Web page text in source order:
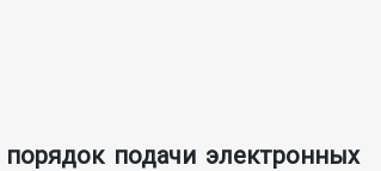
подачи электронных